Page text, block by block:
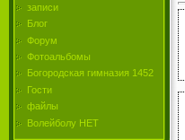
записи
Блог
Форум
Фотоальбомы
Богородская гимназия 1452
Гости
файлы
Волейболу НЕТ